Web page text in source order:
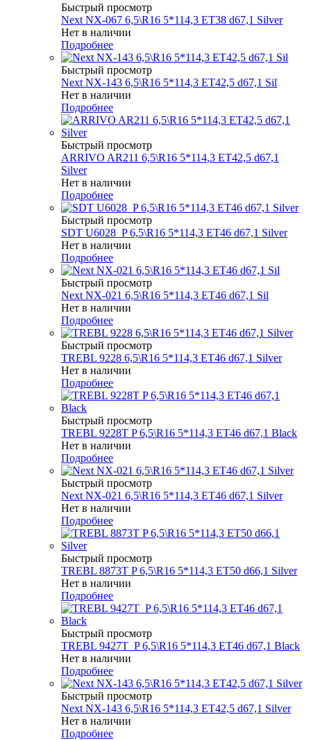
Быстрый просмотр
Next NX-067 6,5\R16 5*114,3 ET38 d67,1 Silver
Нет в наличии
Подробнее
Быстрый просмотр
Next NX-143 6,5\R16 5*114,3 ET42,5 d67,1 Sil
Нет в наличии
Подробнее
Быстрый просмотр
ARRIVO AR211 6,5\R16 5*114,3 ET42,5 d67,1
Silver
Нет в наличии
Подробнее
Быстрый просмотр
SDT U6028_P 6,5\R16 5*114,3 ET46 d67,1 Silver
Нет в наличии
Подробнее
Быстрый просмотр
Next NX-021 6,5\R16 5*114,3 ET46 d67,1 Sil
Нет в наличии
Подробнее
Быстрый просмотр
TREBL 9228 6,5\R16 5*114,3 ET46 d67,1 Silver
Нет в наличии
Подробнее
Быстрый просмотр
TREBL 9228T P 6,5\R16 5*114,3 ET46 d67,1 Black
Нет в наличии
Подробнее
Быстрый просмотр
Next NX-021 6,5\R16 5*114,3 ET46 d67,1 Silver
Нет в наличии
Подробнее
Быстрый просмотр
TREBL 8873T P 6,5\R16 5*114,3 ET50 d66,1 Silver
Нет в наличии
Подробнее
Быстрый просмотр
TREBL 9427T_P 6,5\R16 5*114,3 ET46 d67,1 Black
Нет в наличии
Подробнее
Быстрый просмотр
Next NX-143 6,5\R16 5*114,3 ET42,5 d67,1 Silver
Нет в наличии
Подробнее